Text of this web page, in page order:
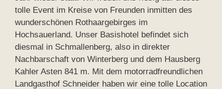
tolle Event im Kreise von Freunden inmitten des
wunderschönen Rothaargebirges im
Hochsauerland. Unser Basishotel befindet sich
diesmal in Schmallenberg, also in direkter
Nachbarschaft von Winterberg und dem Hausberg
Kahler Asten 841 m. Mit dem motorradfreundlichen
Landgasthof Schneider haben wir eine tolle Location